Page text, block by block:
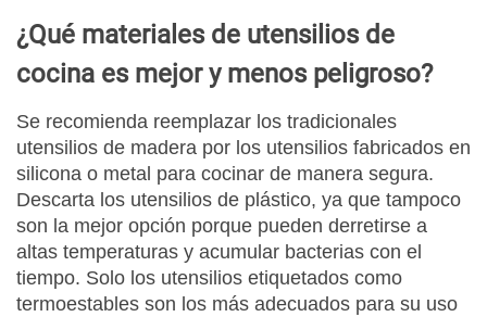
¿Qué materiales de utensilios de
cocina es mejor y menos peligroso?
Se recomienda reemplazar los tradicionales
utensilios de madera por los utensilios fabricados en
silicona o metal para cocinar de manera segura.
Descarta los utensilios de plástico, ya que tampoco
son la mejor opción porque pueden derretirse a
altas temperaturas y acumular bacterias con el
tiempo. Solo los utensilios etiquetados como
termoestables son los más adecuados para su uso